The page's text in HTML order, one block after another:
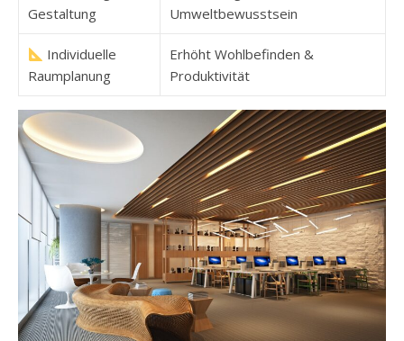
Gestaltung
Umweltbewusstsein
Individuelle
Raumplanung
Erhöht Wohlbefinden &
Produktivität